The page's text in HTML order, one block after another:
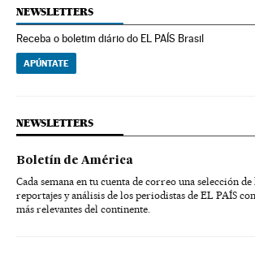
NEWSLETTERS
Receba o boletim diário do EL PAÍS Brasil
APÚNTATE
NEWSLETTERS
Boletín de América
Cada semana en tu cuenta de correo una selección
reportajes y análisis de los periodistas de EL PAÍS
más relevantes del continente.